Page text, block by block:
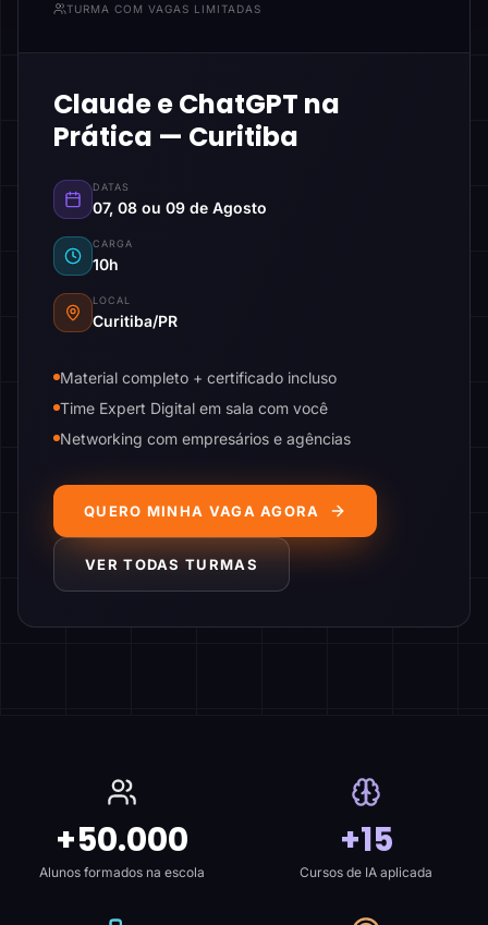
TURMA COM VAGAS LIMITADAS
Claude e ChatGPT na
Prática — Curitiba
DATAS
07, 08 ou 09 de Agosto
CARGA
10h
LOCAL
Curitiba/PR
Material completo + certificado incluso
Time Expert Digital em sala com você
Networking com empresários e agências
QUERO MINHA VAGA AGORA
VER TODAS TURMAS
+50.000
Alunos formados na escola
+15
Cursos de IA aplicada